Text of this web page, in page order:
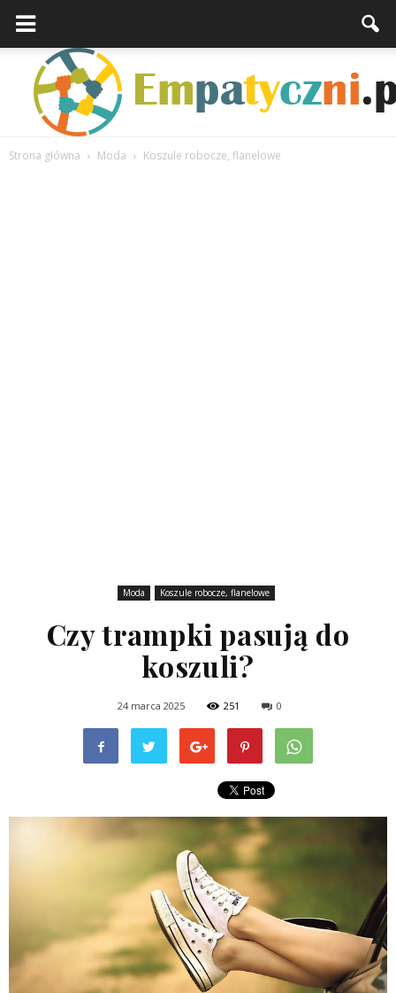
Strona główna Moda Koszule robocze, flanelowe
Moda Koszule robocze, flanelowe
Czy trampki pasują do
koszuli?
24 marca 2025 251 0